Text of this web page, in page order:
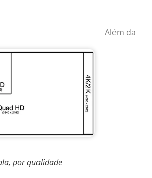
por qualidade
Além da